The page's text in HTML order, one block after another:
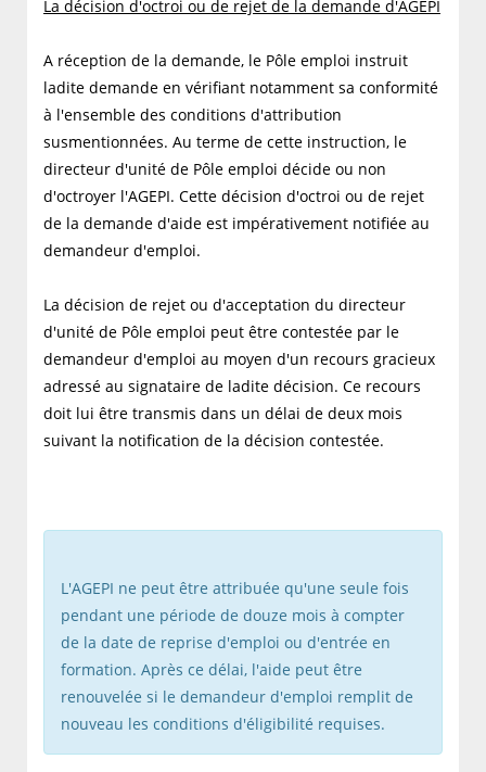
La décision d'octroi ou de rejet de la demande d'AGEPI
A réception de la demande, le Pôle emploi instruit
ladite demande en vérifiant notamment sa conformité
à l'ensemble des conditions d'attribution
susmentionnées. Au terme de cette instruction, le
directeur d'unité de Pôle emploi décide ou non
d'octroyer l'AGEPI. Cette décision d'octroi ou de rejet
de la demande d'aide est impérativement notifiée au
demandeur d'emploi.
La décision de rejet ou d'acceptation du directeur
d'unité de Pôle emploi peut être contestée par le
demandeur d'emploi au moyen d'un recours gracieux
adressé au signataire de ladite décision. Ce recours
doit lui être transmis dans un délai de deux mois
suivant la notification de la décision contestée.
L'AGEPI ne peut être attribuée qu'une seule fois
pendant une période de douze mois à compter
de la date de reprise d'emploi ou d'entrée en
formation. Après ce délai, l'aide peut être
renouvelée si le demandeur d'emploi remplit de
nouveau les conditions d'éligibilité requises.